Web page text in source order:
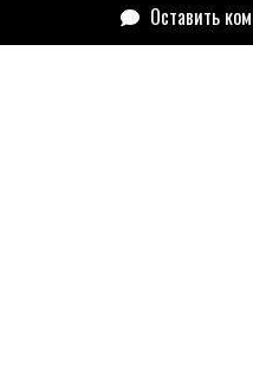
Оставить